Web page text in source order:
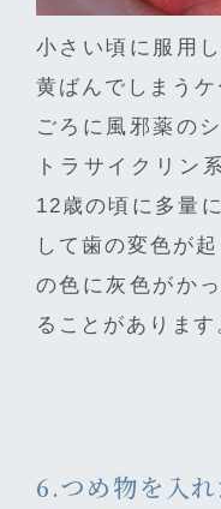
小さい頃に服用
黄ばんでしまう
ごろに風邪薬の
トラサイクリン
12歳の頃に多量
して歯の変色が
の色に灰色がか
ることがあります
6.つめ物を入